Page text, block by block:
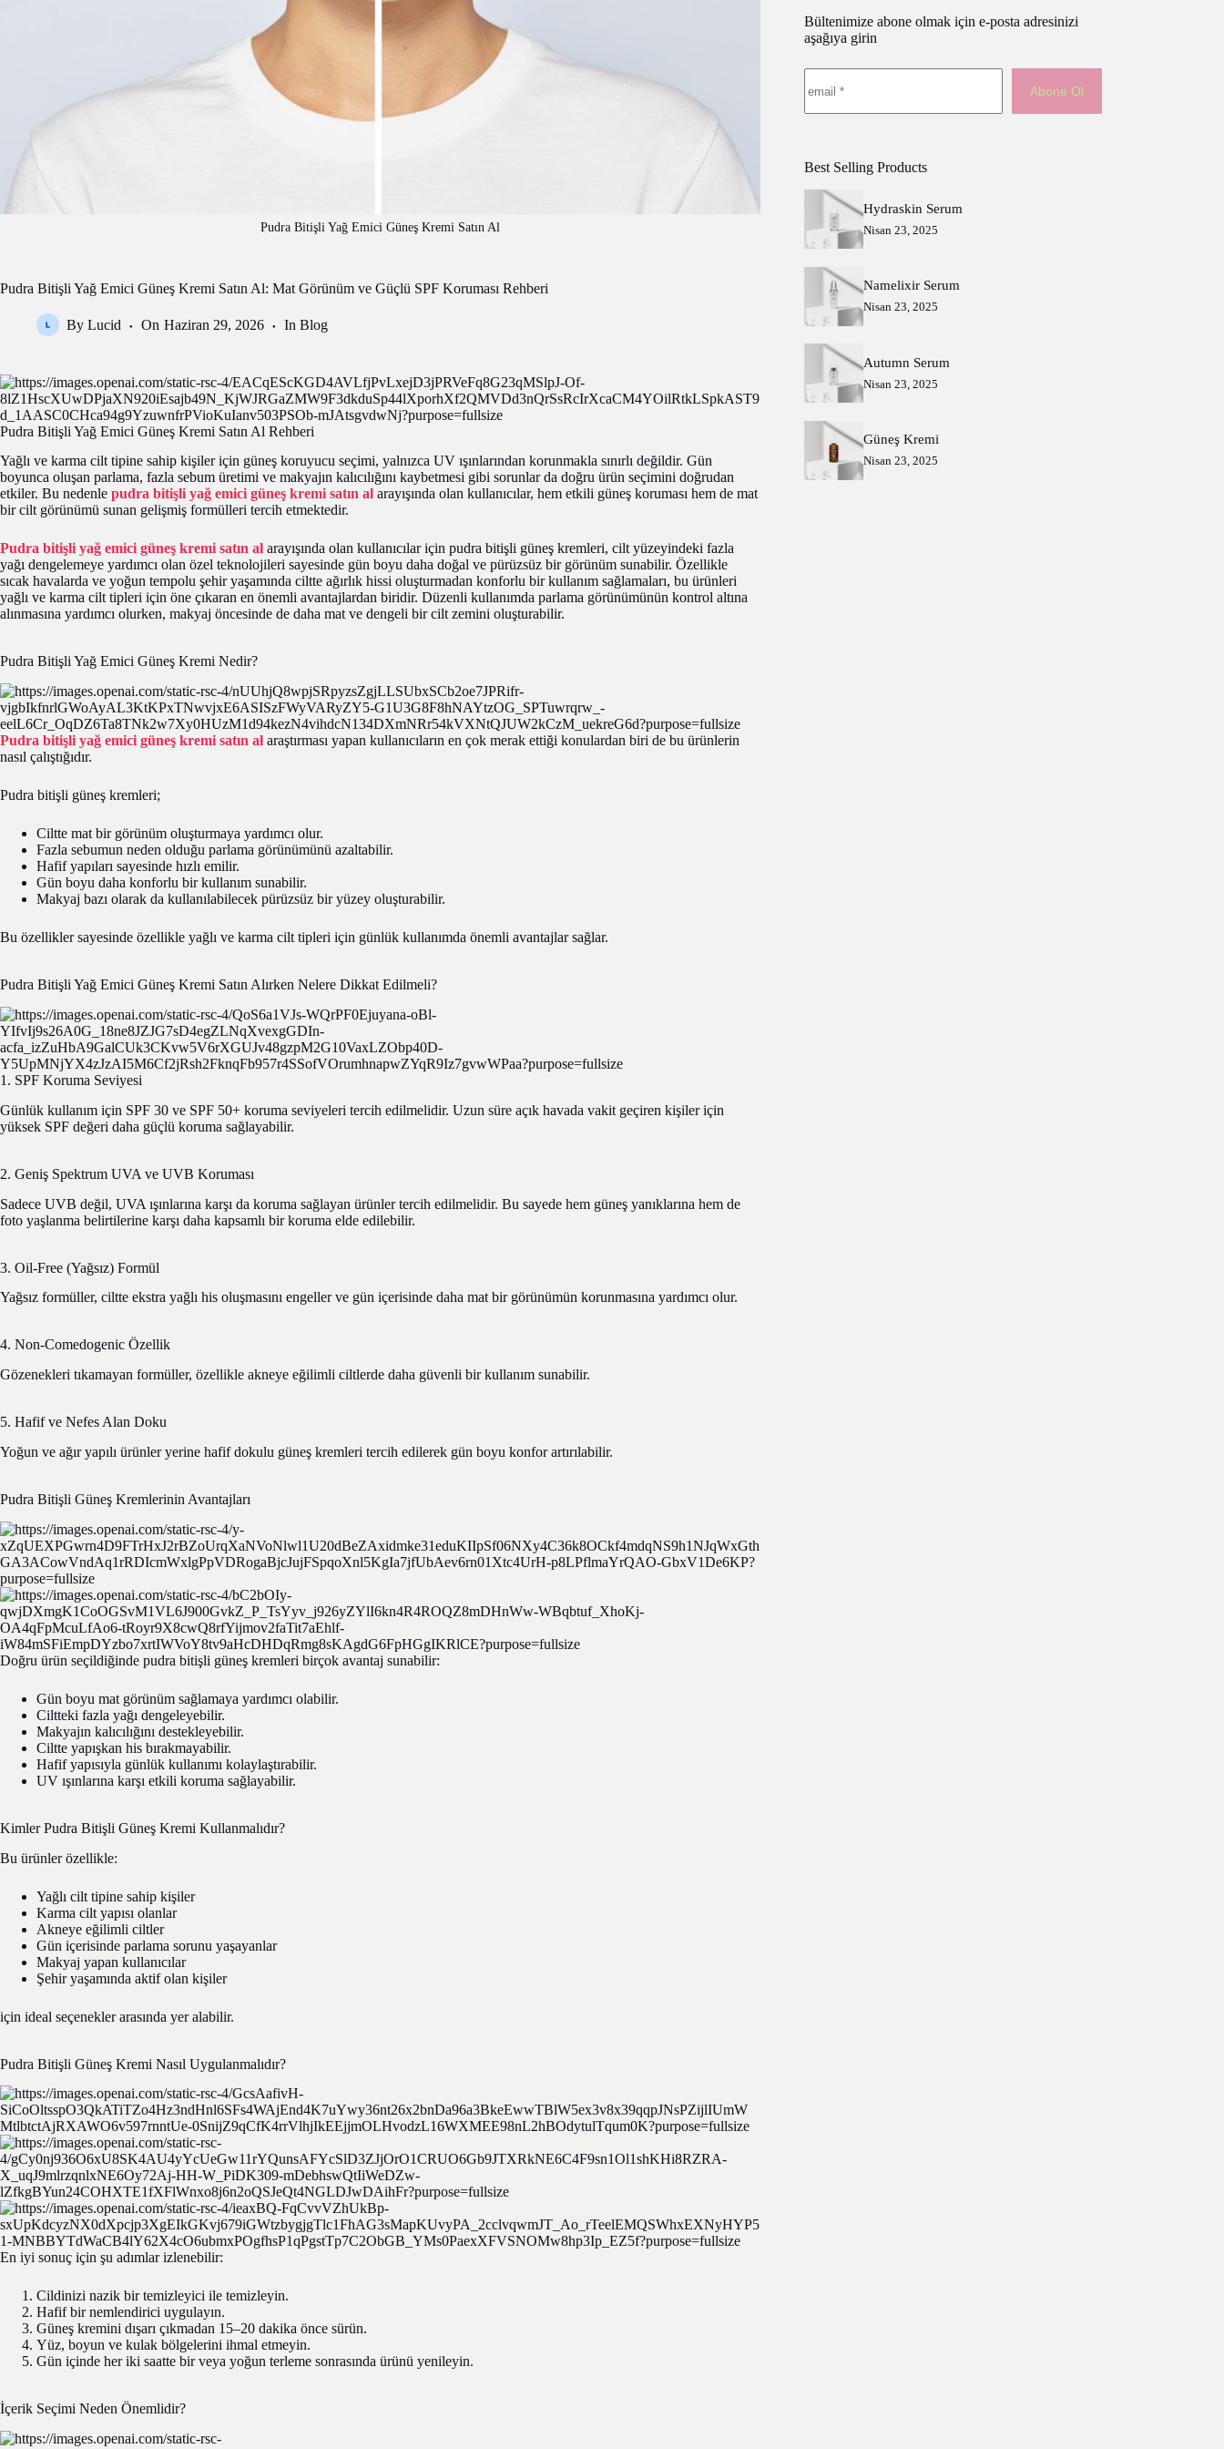
Pudra Bitişli Yağ Emici Güneş Kremi Satın Al
Pudra Bitişli Yağ Emici Güneş Kremi Satın Al: Mat Görünüm ve Güçlü SPF Koruması Rehberi
By Lucid On Haziran 29, 2026 In Blog
Pudra Bitişli Yağ Emici Güneş Kremi Satın Al Rehberi
Yağlı ve karma cilt tipine sahip kişiler için güneş koruyucu seçimi, yalnızca UV ışınlarından korunmakla sınırlı değildir. Gün
boyunca oluşan parlama, fazla sebum üretimi ve makyajın kalıcılığını kaybetmesi gibi sorunlar da doğru ürün seçimini doğrudan
etkiler. Bu nedenle pudra bitişli yağ emici güneş kremi satın al arayışında olan kullanıcılar, hem etkili güneş koruması hem de mat
bir cilt görünümü sunan gelişmiş formülleri tercih etmektedir.
Pudra bitişli yağ emici güneş kremi satın al arayışında olan kullanıcılar için pudra bitişli güneş kremleri, cilt yüzeyindeki fazla
yağı dengelemeye yardımcı olan özel teknolojileri sayesinde gün boyu daha doğal ve pürüzsüz bir görünüm sunabilir. Özellikle
sıcak havalarda ve yoğun tempolu şehir yaşamında ciltte ağırlık hissi oluşturmadan konforlu bir kullanım sağlamaları, bu ürünleri
yağlı ve karma cilt tipleri için öne çıkaran en önemli avantajlardan biridir. Düzenli kullanımda parlama görünümünün kontrol altına
alınmasına yardımcı olurken, makyaj öncesinde de daha mat ve dengeli bir cilt zemini oluşturabilir.
Pudra Bitişli Yağ Emici Güneş Kremi Nedir?
Pudra bitişli yağ emici güneş kremi satın al araştırması yapan kullanıcıların en çok merak ettiği konulardan biri de bu ürünlerin
nasıl çalıştığıdır.
Pudra bitişli güneş kremleri;
Ciltte mat bir görünüm oluşturmaya yardımcı olur.
Fazla sebumun neden olduğu parlama görünümünü azaltabilir.
Hafif yapıları sayesinde hızlı emilir.
Gün boyu daha konforlu bir kullanım sunabilir.
Makyaj bazı olarak da kullanılabilecek pürüzsüz bir yüzey oluşturabilir.
Bu özellikler sayesinde özellikle yağlı ve karma cilt tipleri için günlük kullanımda önemli avantajlar sağlar.
Pudra Bitişli Yağ Emici Güneş Kremi Satın Alırken Nelere Dikkat Edilmeli?
1. SPF Koruma Seviyesi
Günlük kullanım için SPF 30 ve SPF 50+ koruma seviyeleri tercih edilmelidir. Uzun süre açık havada vakit geçiren kişiler için
yüksek SPF değeri daha güçlü koruma sağlayabilir.
2. Geniş Spektrum UVA ve UVB Koruması
Sadece UVB değil, UVA ışınlarına karşı da koruma sağlayan ürünler tercih edilmelidir. Bu sayede hem güneş yanıklarına hem de
foto yaşlanma belirtilerine karşı daha kapsamlı bir koruma elde edilebilir.
3. Oil-Free (Yağsız) Formül
Yağsız formüller, ciltte ekstra yağlı his oluşmasını engeller ve gün içerisinde daha mat bir görünümün korunmasına yardımcı olur.
4. Non-Comedogenic Özellik
Gözenekleri tıkamayan formüller, özellikle akneye eğilimli ciltlerde daha güvenli bir kullanım sunabilir.
5. Hafif ve Nefes Alan Doku
Yoğun ve ağır yapılı ürünler yerine hafif dokulu güneş kremleri tercih edilerek gün boyu konfor artırılabilir.
Pudra Bitişli Güneş Kremlerinin Avantajları
Doğru ürün seçildiğinde pudra bitişli güneş kremleri birçok avantaj sunabilir:
Gün boyu mat görünüm sağlamaya yardımcı olabilir.
Ciltteki fazla yağı dengeleyebilir.
Makyajın kalıcılığını destekleyebilir.
Ciltte yapışkan his bırakmayabilir.
Hafif yapısıyla günlük kullanımı kolaylaştırabilir.
UV ışınlarına karşı etkili koruma sağlayabilir.
Kimler Pudra Bitişli Güneş Kremi Kullanmalıdır?
Bu ürünler özellikle:
Yağlı cilt tipine sahip kişiler
Karma cilt yapısı olanlar
Akneye eğilimli ciltler
Gün içerisinde parlama sorunu yaşayanlar
Makyaj yapan kullanıcılar
Şehir yaşamında aktif olan kişiler
için ideal seçenekler arasında yer alabilir.
Pudra Bitişli Güneş Kremi Nasıl Uygulanmalıdır?
En iyi sonuç için şu adımlar izlenebilir:
Cildinizi nazik bir temizleyici ile temizleyin.
Hafif bir nemlendirici uygulayın.
Güneş kremini dışarı çıkmadan 15–20 dakika önce sürün.
Yüz, boyun ve kulak bölgelerini ihmal etmeyin.
Gün içinde her iki saatte bir veya yoğun terleme sonrasında ürünü yenileyin.
İçerik Seçimi Neden Önemlidir?
Bültenimize abone olmak için e-posta adresinizi
aşağıya girin
Abone Ol
Best Selling Products
Hydraskin Serum
Nisan 23, 2025
Namelixir Serum
Nisan 23, 2025
Autumn Serum
Nisan 23, 2025
Güneş Kremi
Nisan 23, 2025